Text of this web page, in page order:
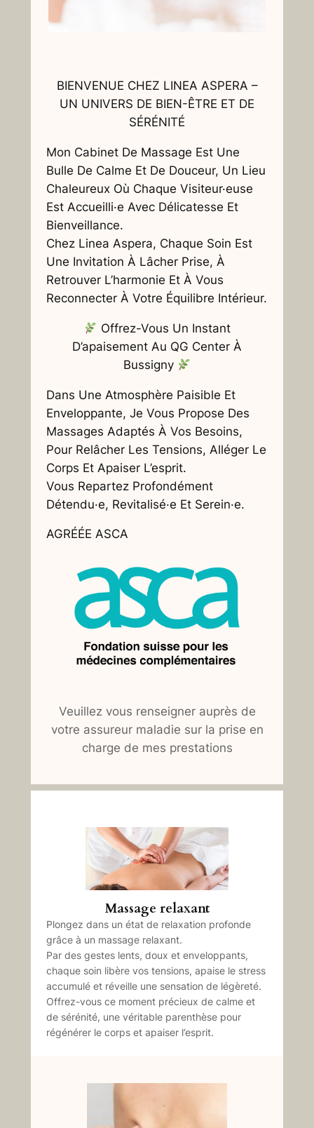
BIENVENUE CHEZ LINEA ASPERA –
UN UNIVERS DE BIEN-ÊTRE ET DE
SÉRÉNITÉ
Mon Cabinet De Massage Est Une
Bulle De Calme Et De Douceur, Un Lieu
Chaleureux Où Chaque Visiteur·euse
Est Accueilli·e Avec Délicatesse Et
Bienveillance.
Chez Linea Aspera, Chaque Soin Est
Une Invitation À Lâcher Prise, À
Retrouver L’harmonie Et À Vous
Reconnecter À Votre Équilibre Intérieur.
Offrez-Vous Un Instant
D’apaisement Au QG Center À
Bussigny
Dans Une Atmosphère Paisible Et
Enveloppante, Je Vous Propose Des
Massages Adaptés À Vos Besoins,
Pour Relâcher Les Tensions, Alléger Le
Corps Et Apaiser L’esprit.
Vous Repartez Profondément
Détendu·e, Revitalisé·e Et Serein·e.
AGRÉÉE ASCA
Veuillez vous renseigner auprès de
votre assureur maladie sur la prise en
charge de mes prestations
Massage relaxant
Plongez dans un état de relaxation profonde
grâce à un massage relaxant.
Par des gestes lents, doux et enveloppants,
chaque soin libère vos tensions, apaise le stress
accumulé et réveille une sensation de légèreté.
Offrez-vous ce moment précieux de calme et
de sérénité, une véritable parenthèse pour
régénérer le corps et apaiser l’esprit.